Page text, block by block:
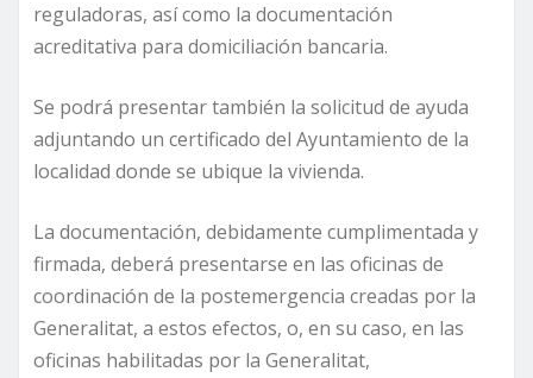
reguladoras, así como la documentación
acreditativa para domiciliación bancaria.
Se podrá presentar también la solicitud de ayuda
adjuntando un certificado del Ayuntamiento de la
localidad donde se ubique la vivienda.
La documentación, debidamente cumplimentada y
firmada, deberá presentarse en las oficinas de
coordinación de la postemergencia creadas por la
Generalitat, a estos efectos, o, en su caso, en las
oficinas habilitadas por la Generalitat,